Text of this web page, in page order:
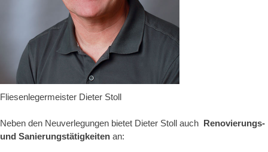
Fliesenlegermeister Dieter Stoll
Neben den Neuverlegungen bietet Dieter Stoll auch Renovierungs-
und Sanierungstätigkeiten an: